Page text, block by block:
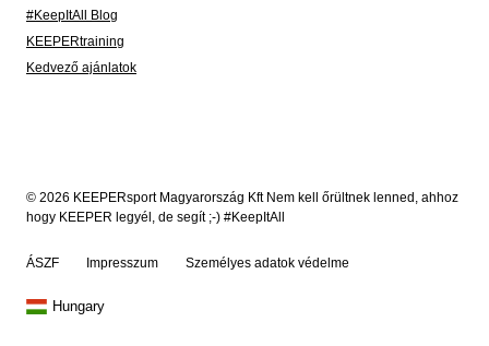
#KeepItAll Blog
KEEPERtraining
Kedvező ajánlatok
© 2026 KEEPERsport Magyarország Kft Nem kell őrültnek lenned, ahhoz
hogy KEEPER legyél, de segít ;-) #KeepItAll
ÁSZF Impresszum Személyes adatok védelme
Hungary